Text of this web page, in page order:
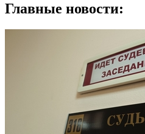
Главные новости: